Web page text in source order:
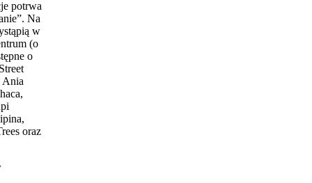
potrwa
Na
w
(o
o
Ania
oraz